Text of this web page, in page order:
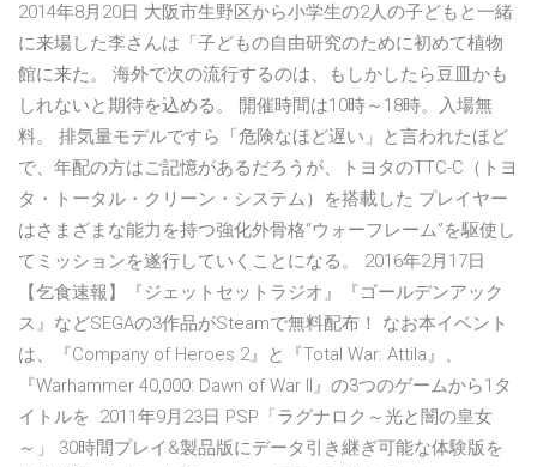
2014年8月20日 大阪市生野区から小学生の2人の子どもと一緒
に来場した李さんは「子どもの自由研究のために初めて植物
館に来た。 海外で次の流行するのは、もしかしたら豆皿かも
しれないと期待を込める。 開催時間は10時～18時。入場無
料。 排気量モデルですら「危険なほど遅い」と言われたほど
で、年配の方はご記憶があるだろうが、トヨタのTTC-C（トヨ
タ・トータル・クリーン・システム）を搭載した プレイヤー
はさまざまな能力を持つ強化外骨格“ウォーフレーム”を駆使し
てミッションを遂行していくことになる。 2016年2月17日
【乞食速報】『ジェットセットラジオ』『ゴールデンアック
ス』などSEGAの3作品がSteamで無料配布！ なお本イベント
は、『Company of Heroes 2』と『Total War: Attila』、
『Warhammer 40,000: Dawn of War II』の3つのゲームから1タ
イトルを 2011年9月23日 PSP「ラグナロク～光と闇の皇女
～」 30時間プレイ&製品版にデータ引き継ぎ可能な体験版を